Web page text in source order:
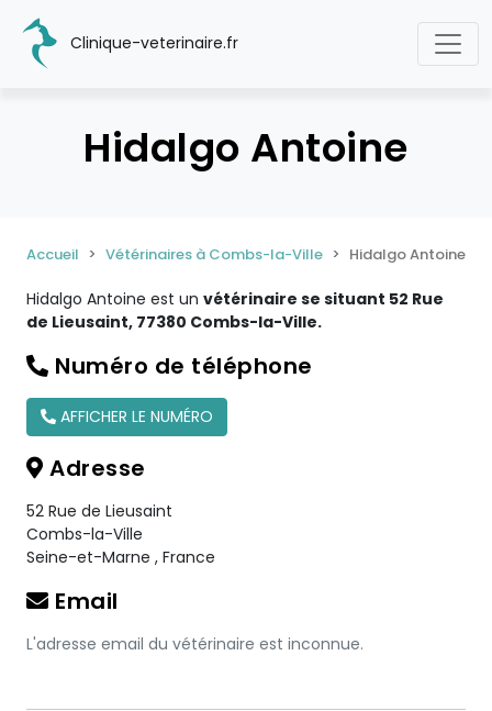
Clinique-veterinaire.fr
Hidalgo Antoine
Accueil Vétérinaires à Combs-la-Ville Hidalgo Antoine
Hidalgo Antoine est un vétérinaire se situant 52 Rue
de Lieusaint, 77380 Combs-la-Ville.
Numéro de téléphone
AFFICHER LE NUMÉRO
Adresse
52 Rue de Lieusaint
Combs-la-Ville
Seine-et-Marne , France
Email
L'adresse email du vétérinaire est inconnue.